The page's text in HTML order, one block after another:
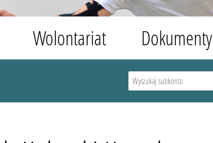
Wolontariat Dokumenty